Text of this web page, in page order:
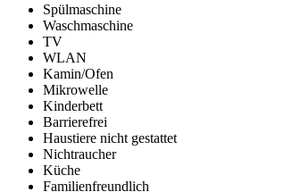
Spülmaschine
Waschmaschine
TV
WLAN
Kamin/Ofen
Mikrowelle
Kinderbett
Barrierefrei
Haustiere nicht gestattet
Nichtraucher
Küche
Familienfreundlich